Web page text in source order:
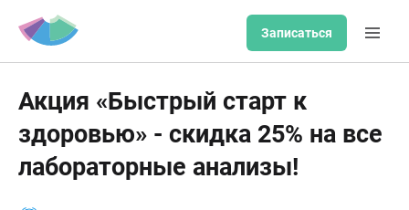
Записаться
Акция «Быстрый старт к
здоровью» - скидка 25% на все
лабораторные анализы!